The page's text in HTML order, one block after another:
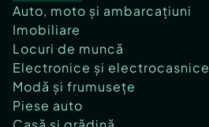
Auto, moto și ambarcațiuni
Imobiliare
Locuri de muncă
Electronice și electrocasnice
Modă și frumusețe
Piese auto